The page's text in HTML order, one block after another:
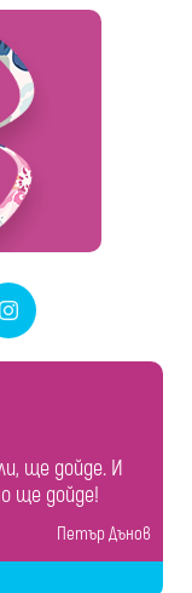
ще дойде. И
ще дойде!
Петър Дънов